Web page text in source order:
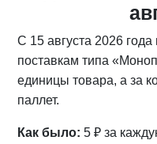
С 15 августа 2026
поставкам типа
единицы товара, а за
паллет.
Как было: 5 ₽ за